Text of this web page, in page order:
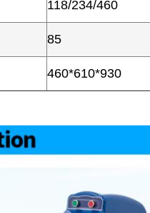
118/234/460
85
460*610*930